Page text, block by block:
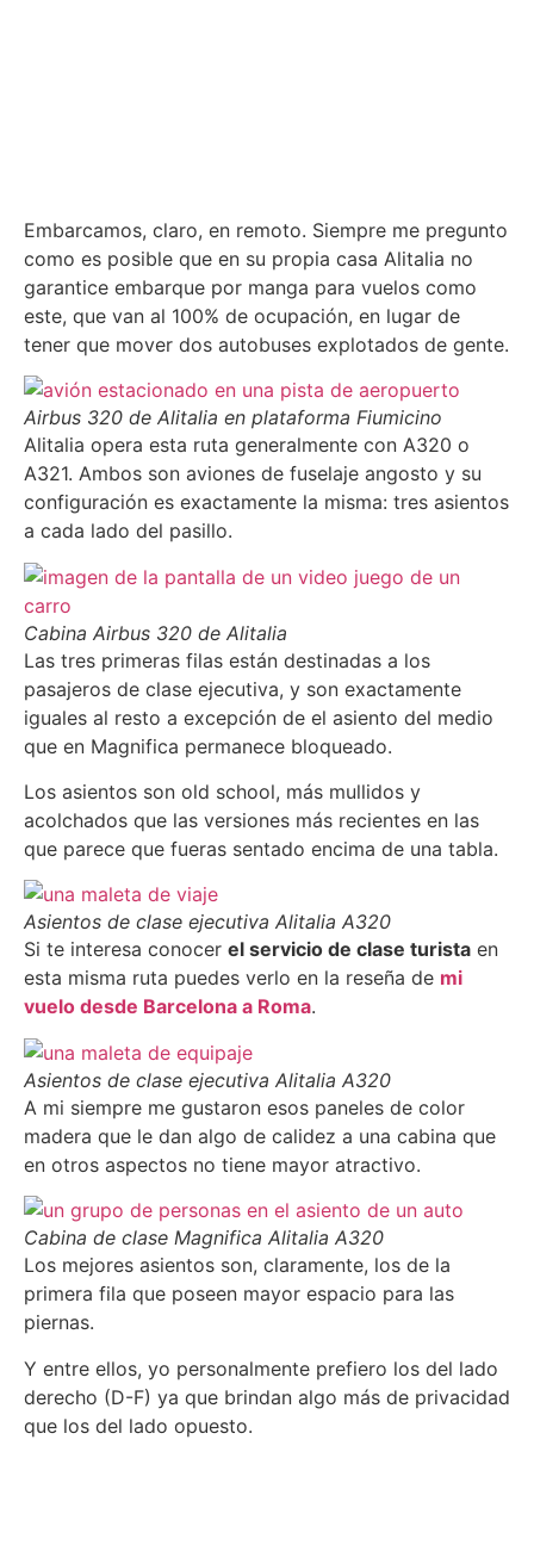
Embarcamos, claro, en remoto. Siempre me pregunto
como es posible que en su propia casa Alitalia no
garantice embarque por manga para vuelos como
este, que van al 100% de ocupación, en lugar de
tener que mover dos autobuses explotados de gente.
Airbus 320 de Alitalia en plataforma Fiumicino
Alitalia opera esta ruta generalmente con A320 o
A321. Ambos son aviones de fuselaje angosto y su
configuración es exactamente la misma: tres asientos
a cada lado del pasillo.
Cabina Airbus 320 de Alitalia
Las tres primeras filas están destinadas a los
pasajeros de clase ejecutiva, y son exactamente
iguales al resto a excepción de el asiento del medio
que en Magnifica permanece bloqueado.
Los asientos son old school, más mullidos y
acolchados que las versiones más recientes en las
que parece que fueras sentado encima de una tabla.
Asientos de clase ejecutiva Alitalia A320
Si te interesa conocer el servicio de clase turista en
esta misma ruta puedes verlo en la reseña de mi
vuelo desde Barcelona a Roma.
Asientos de clase ejecutiva Alitalia A320
A mi siempre me gustaron esos paneles de color
madera que le dan algo de calidez a una cabina que
en otros aspectos no tiene mayor atractivo.
Cabina de clase Magnifica Alitalia A320
Los mejores asientos son, claramente, los de la
primera fila que poseen mayor espacio para las
piernas.
Y entre ellos, yo personalmente prefiero los del lado
derecho (D-F) ya que brindan algo más de privacidad
que los del lado opuesto.